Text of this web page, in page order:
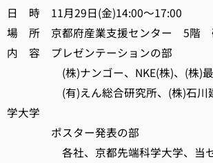
日 時 11月29日(金)14:00～17:00
場 所 京都府産業支援センター 5階
内 容 プレゼンテーションの部
(株)ナンゴー、NKE(株)、(株)最上
(有)えん総合研究所、(株)石川建
学大学
ポスター発表の部
各社、京都先端科学大学、当セ